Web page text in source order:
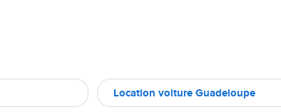
Location voiture Guadeloupe